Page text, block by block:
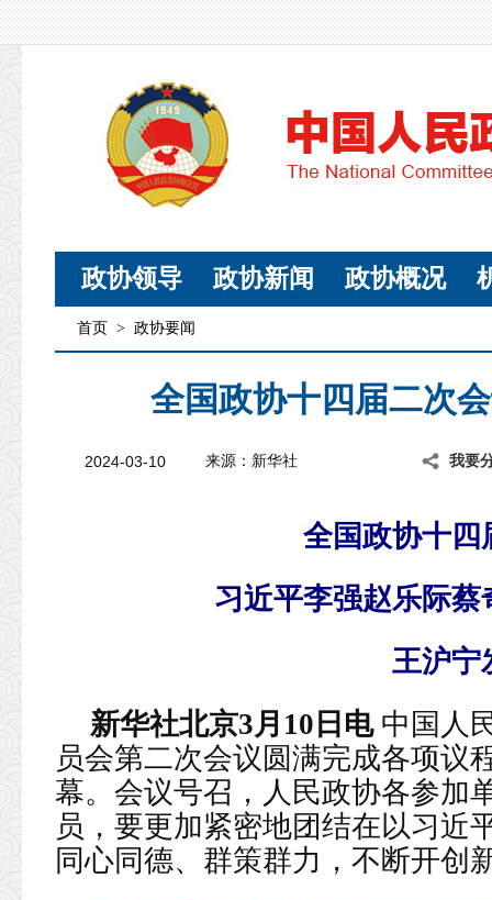
政协领导 政协新闻 政协概况
首页 > 政协要闻
全国政协十四届二次
2024-03-10 来源：新华社 我要
全国政协十四
习近平李强赵乐际
王沪宁
新华社北京3月10日电中国人
员会第二次会议圆满完成各项议
幕。会议号召，人民政协各参加
员，要更加紧密地团结在以习近
同心同德、群策群力，不断开创